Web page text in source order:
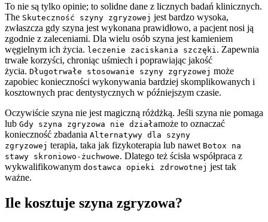
To nie są tylko opinie; to solidne dane z licznych badań klinicznych.
The Skuteczność szyny zgryzowej jest bardzo wysoka,
zwłaszcza gdy szyna jest wykonana prawidłowo, a pacjent nosi ją
zgodnie z zaleceniami. Dla wielu osób szyna jest kamieniem
węgielnym ich życia. leczenie zaciskania szczęki . Zapewnia
trwałe korzyści, chroniąc uśmiech i poprawiając jakość
życia. Długotrwałe stosowanie szyny zgryzowej może
zapobiec konieczności wykonywania bardziej skomplikowanych i
kosztownych prac dentystycznych w późniejszym czasie.
Oczywiście szyna nie jest magiczną różdżką. Jeśli szyna nie pomaga
lub Gdy szyna zgryzowa nie działamoże to oznaczać
konieczność zbadania Alternatywy dla szyny
zgryzowej terapia, taka jak fizykoterapia lub nawet Botox na
stawy skroniowo-żuchwowe. Dlatego też ścisła współpraca z
wykwalifikowanym dostawca opieki zdrowotnej jest tak
ważne.
Ile kosztuje szyna zgryzowa?